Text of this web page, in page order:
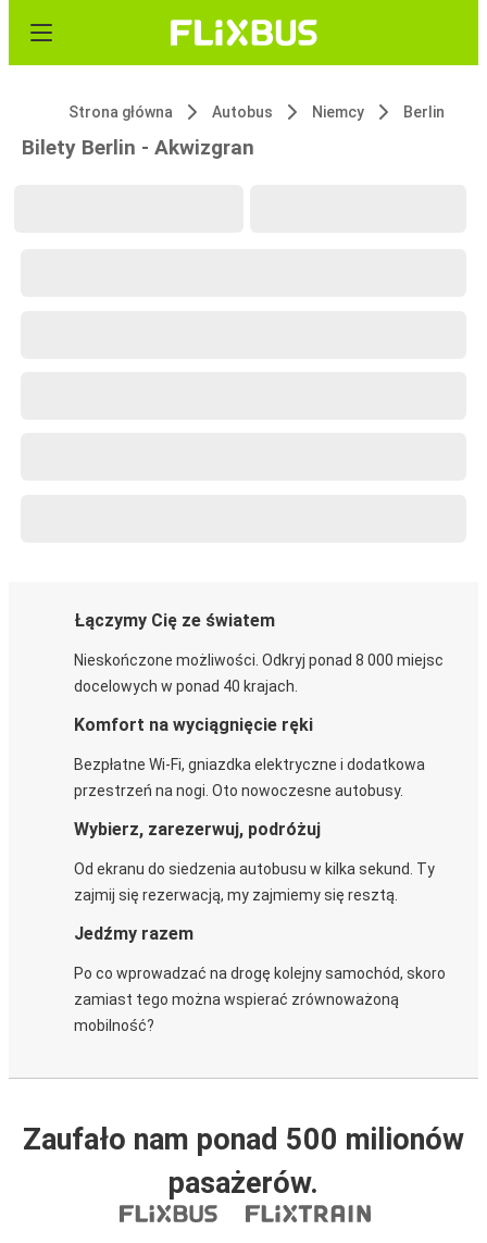
Strona główna Autobus Niemcy Berlin
Bilety Berlin - Akwizgran
Łączymy Cię ze światem
Nieskończone możliwości. Odkryj ponad 8 000 miejsc
docelowych w ponad 40 krajach.
Komfort na wyciągnięcie ręki
Bezpłatne Wi-Fi, gniazdka elektryczne i dodatkowa
przestrzeń na nogi. Oto nowoczesne autobusy.
Wybierz, zarezerwuj, podróżuj
Od ekranu do siedzenia autobusu w kilka sekund. Ty
zajmij się rezerwacją, my zajmiemy się resztą.
Jedźmy razem
Po co wprowadzać na drogę kolejny samochód, skoro
zamiast tego można wspierać zrównoważoną
mobilność?
Zaufało nam ponad 500 milionów
pasażerów.